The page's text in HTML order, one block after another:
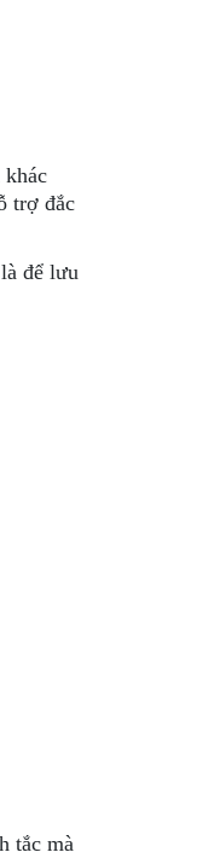
khác
trợ đắc
để lưu
tắc mà